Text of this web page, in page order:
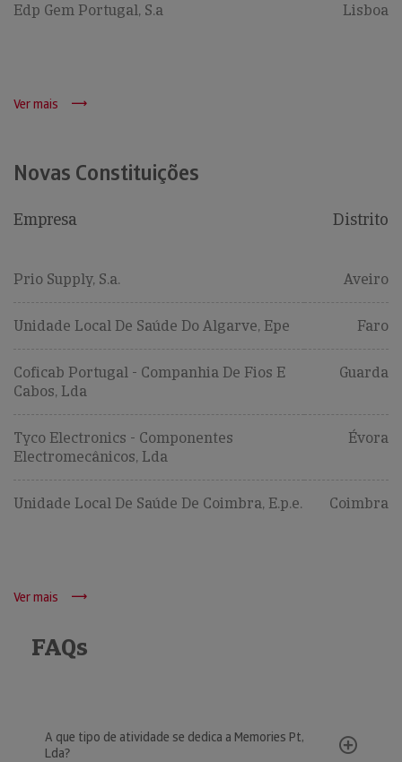
Edp Gem Portugal, S.a Lisboa
Ver mais
Novas Constituições
Empresa Distrito
Prio Supply, S.a. Aveiro
Unidade Local De Saúde Do Algarve, Epe Faro
Coficab Portugal - Companhia De Fios E
Cabos, Lda
Guarda
Tyco Electronics - Componentes
Electromecânicos, Lda
Évora
Unidade Local De Saúde De Coimbra, E.p.e. Coimbra
Ver mais
FAQs
A que tipo de atividade se dedica a Memories Pt,
Lda?